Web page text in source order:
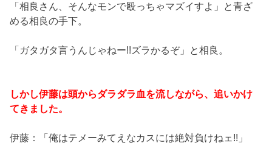
「相良さん、そんなモンで殴っちゃマズイすよ」と青ざ
める相良の手下。
「ガタガタ言うんじゃねー!!ズラかるぞ」と相良。
しかし伊藤は頭からダラダラ血を流しながら、追いかけ
てきました。
伊藤：「俺はテメーみてえなカスには絶対負けねェ!!」